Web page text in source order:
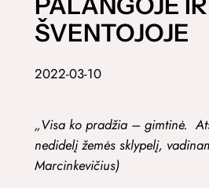
ŠVENTOJOJE
2022-03-10
„Visa ko pradžia – gimtinė.
nedidelį žemės sklypelį,
Marcinkevičius)